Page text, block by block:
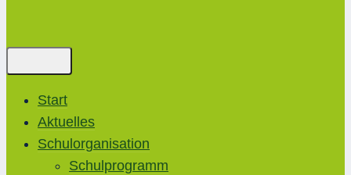
Start
Aktuelles
Schulorganisation
Schulprogramm